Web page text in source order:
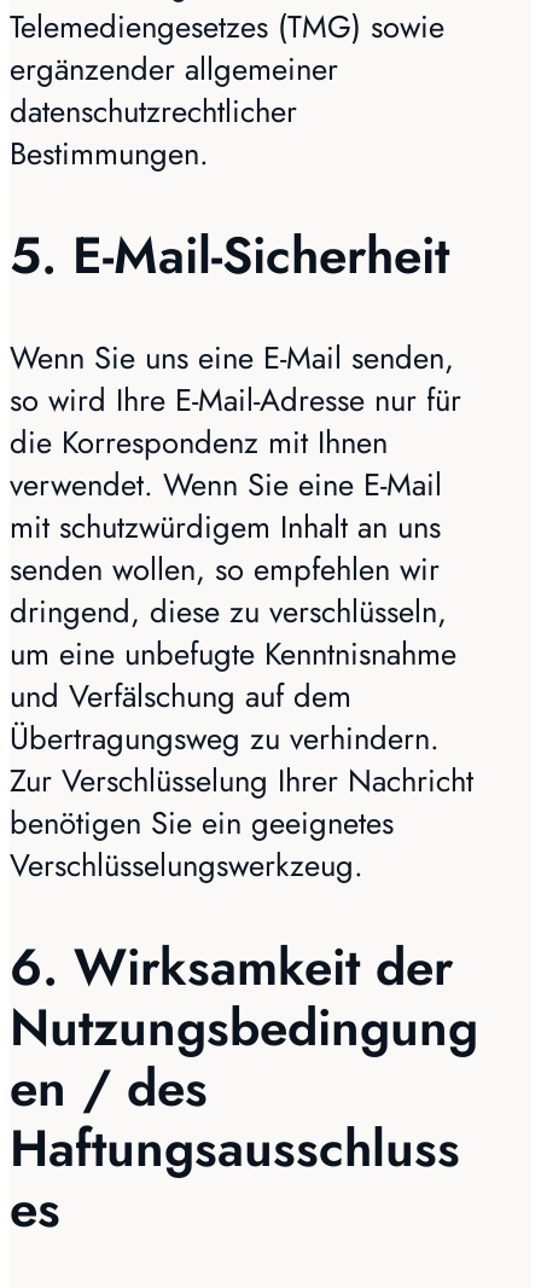
Telemediengesetzes (TMG) sowie
ergänzender allgemeiner
datenschutzrechtlicher
Bestimmungen.
5. E-Mail-Sicherheit
Wenn Sie uns eine E-Mail senden,
so wird Ihre E-Mail-Adresse nur für
die Korrespondenz mit Ihnen
verwendet. Wenn Sie eine E-Mail
mit schutzwürdigem Inhalt an uns
senden wollen, so empfehlen wir
dringend, diese zu verschlüsseln,
um eine unbefugte Kenntnisnahme
und Verfälschung auf dem
Übertragungsweg zu verhindern.
Zur Verschlüsselung Ihrer Nachricht
benötigen Sie ein geeignetes
Verschlüsselungswerkzeug.
6. Wirksamkeit der
Nutzungsbedingung
en / des
Haftungsausschluss
es